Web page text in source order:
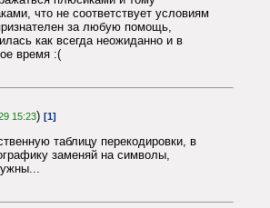
что не соответствует условиям
за любую помощь,
как всегда неожиданно и в
время :(
15:23) [1]
таблицу перекодировки, в
заменяй на символы,